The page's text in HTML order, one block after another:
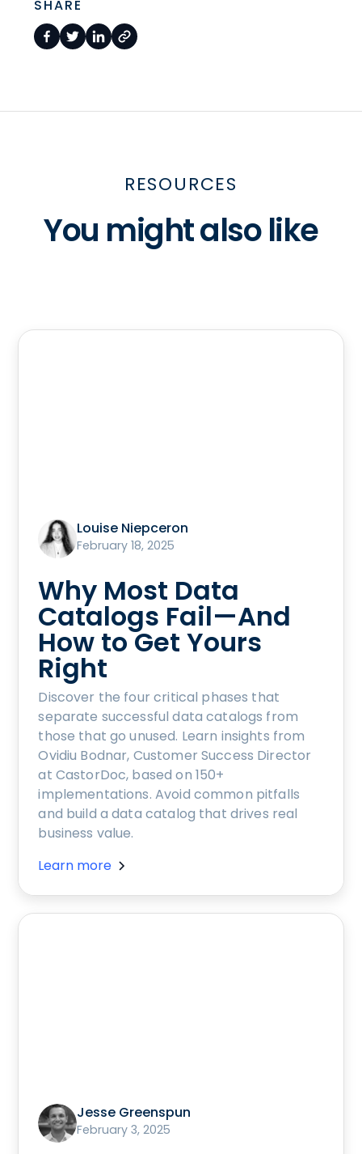
SHARE
RESOURCES
You might also like
Louise Niepceron
February 18, 2025
Why Most Data
Catalogs Fail—And
How to Get Yours
Right
Discover the four critical phases that
separate successful data catalogs from
those that go unused. Learn insights from
Ovidiu Bodnar, Customer Success Director
at CastorDoc, based on 150+
implementations. Avoid common pitfalls
and build a data catalog that drives real
business value.
Learn more
Jesse Greenspun
February 3, 2025